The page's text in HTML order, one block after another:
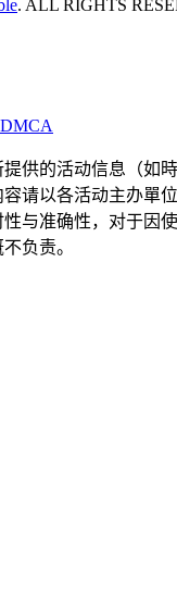
. ALL RIGHTS
供的活动信息（如
请以各活动主办單
与准确性，对于因
负责。